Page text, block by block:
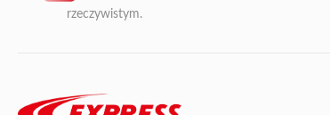
rzeczywistym.